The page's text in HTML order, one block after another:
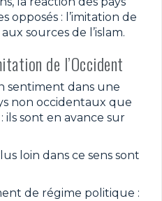
opposés : l’imitation de
sources de l’islam.
de l’Occident
sentiment dans une
non occidentaux que
ils sont en avance sur
loin dans ce sens sont
de régime politique :